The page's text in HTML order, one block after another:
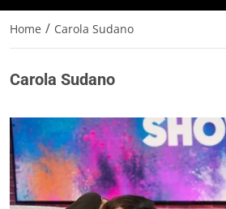
Home / Carola Sudano
Carola Sudano